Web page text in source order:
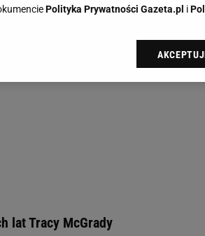
lat Tracy McGrady
Polityka Prywatności Gazeta.pl i
plików cookie Gazeta.pl sp. z o.o., jej
w każdej chwili zmienić swoje
w następujących celach:
urządzenia do celów